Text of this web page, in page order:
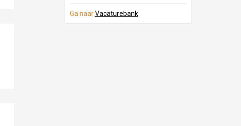
Ga naarVacaturebank